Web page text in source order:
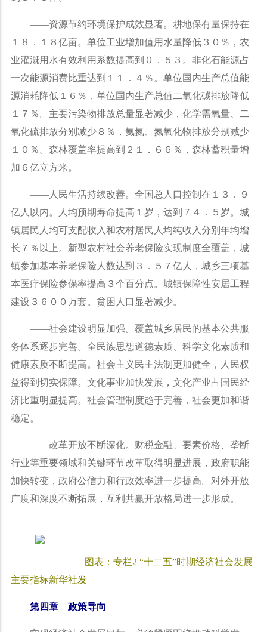
——资源节约环境保护成效显著。耕地保有量保持在
１８．１８亿亩。单位工业增加值用水量降低３０％，农
业灌溉用水有效利用系数提高到０．５３。非化石能源占
一次能源消费比重达到１１．４％。单位国内生产总值能
源消耗降低１６％，单位国内生产总值二氧化碳排放降低
１７％。主要污染物排放总量显著减少，化学需氧量、二
氧化硫排放分别减少８％，氨氮、氮氧化物排放分别减少
１０％。森林覆盖率提高到２１．６６％，森林蓄积量增
加６亿立方米。
——人民生活持续改善。全国总人口控制在１３．９
亿人以内。人均预期寿命提高１岁，达到７４．５岁。城
镇居民人均可支配收入和农村居民人均纯收入分别年均增
长７％以上。新型农村社会养老保险实现制度全覆盖，城
镇参加基本养老保险人数达到３．５７亿人，城乡三项基
本医疗保险参保率提高３个百分点。城镇保障性安居工程
建设３６００万套。贫困人口显著减少。
——社会建设明显加强。覆盖城乡居民的基本公共服
务体系逐步完善。全民族思想道德素质、科学文化素质和
健康素质不断提高。社会主义民主法制更加健全，人民权
益得到切实保障。文化事业加快发展，文化产业占国民经
济比重明显提高。社会管理制度趋于完善，社会更加和谐
稳定。
——改革开放不断深化。财税金融、要素价格、垄断
行业等重要领域和关键环节改革取得明显进展，政府职能
加快转变，政府公信力和行政效率进一步提高。对外开放
广度和深度不断拓展，互利共赢开放格局进一步形成。
图表：专栏2 “十二五”时期经济社会发展
主要指标新华社发
第四章 政策导向